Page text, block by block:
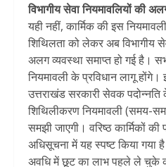
विभागीय सेवा नियमावलियों की
यही नहीं, कार्मिक की इस
शिथिलता को लेकर अब विभागीय
अलग व्यवस्था समाप्त हो गई है।
नियमावली के प्रविधान लागू
उत्तराखंड सरकारी सेवक पदोन्नति
शिथिलीकरण नियमावली (समय-
समझी जाएगी। वरिष्ठ कार्मिकों की
अधिसूचना में यह स्पष्ट किया गया है
अवधि में छूट का लाभ पहले ले चुके